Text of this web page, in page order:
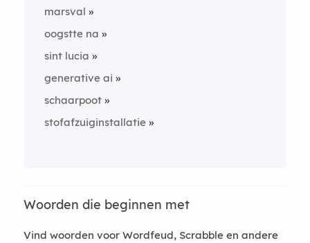
marsval
oogstte na
sint lucia
generative ai
schaarpoot
stofafzuiginstallatie
Woorden die beginnen met
Vind woorden voor Wordfeud, Scrabble en andere